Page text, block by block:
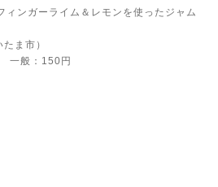
ンガーライム＆レモンを使ったジャム
ま市）
般：150円